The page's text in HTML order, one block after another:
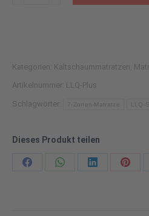
Kategorien: Kaltschaummatratzen,
Artikelnummer: LLQ-Plus
Schlagwörter: 7-Zonen-Matratze LLQ-
Dieses Produkt teilen
Share
Share
Share
Share